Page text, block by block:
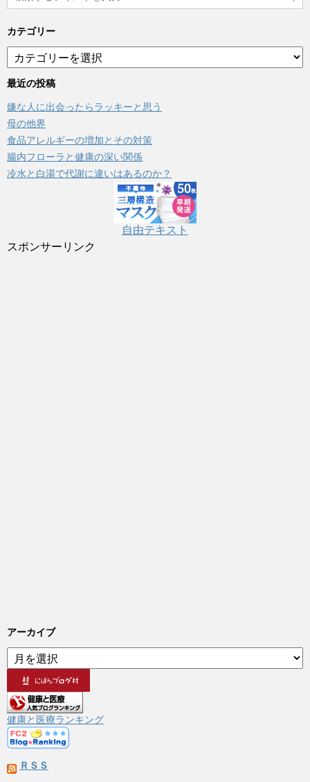
カテゴリー
テ
ゴ
ー
最近の投稿
嫌な人に出会ったらラッキーと思う
母の他界
食品アレルギーの増加とその対策
腸内フローラと健康の深い関係
冷水と白湯で代謝に違いはあるのか？
自由テキスト
スポンサーリンク
アーカイブ
ア
ー
イ
ブ
健康と医療ランキング
ＲＳＳ